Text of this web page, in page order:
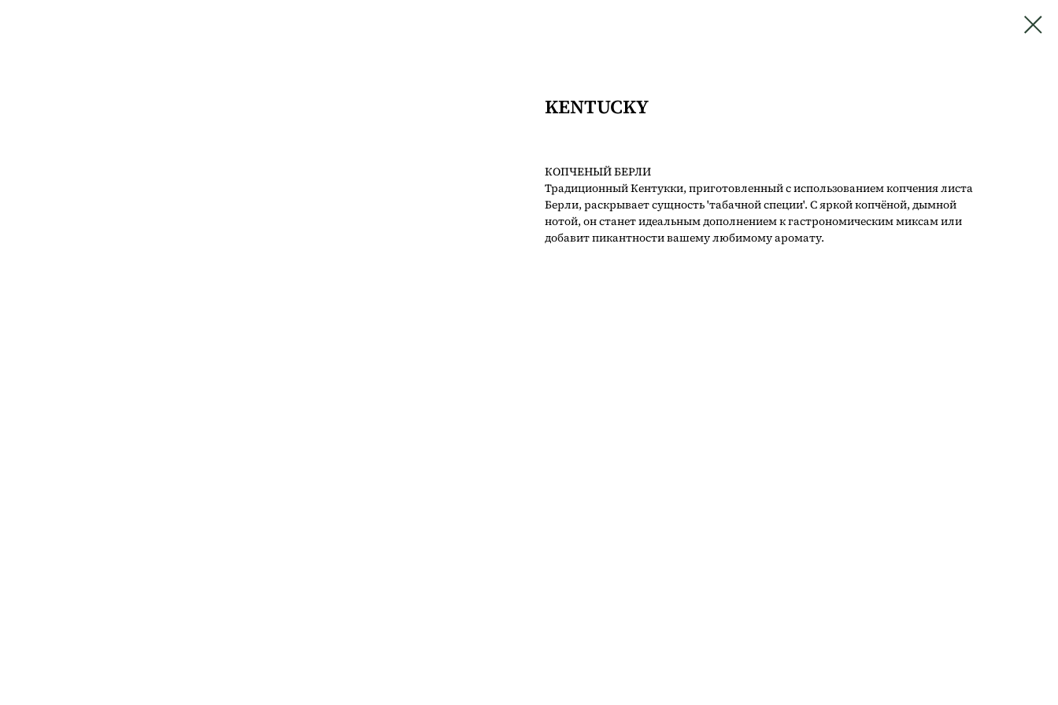
KENTUCKY
КОПЧЕНЫЙ БЕРЛИ
Традиционный Кентукки, приготовленный с использованием копчения листа
Берли, раскрывает сущность 'табачной специи'. С яркой копчёной, дымной
нотой, он станет идеальным дополнением к гастрономическим миксам или
добавит пикантности вашему любимому аромату.